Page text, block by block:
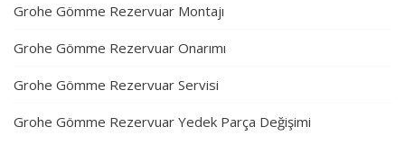
Grohe Gömme Rezervuar Montajı
Grohe Gömme Rezervuar Onarımı
Grohe Gömme Rezervuar Servisi
Grohe Gömme Rezervuar Yedek Parça Değişimi